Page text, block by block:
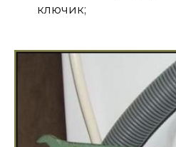
ключик;